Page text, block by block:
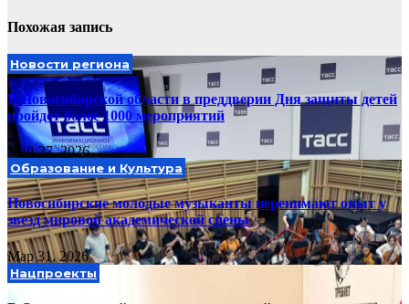
Похожая запись
Новости региона
В Новосибирской области в преддверии Дня защиты детей
пройдет более 1000 мероприятий
Май 27, 2026
Образование и Культура
Новосибирские молодые музыканты перенимают опыт у
звезд мировой академической сцены
Мар 31, 2026
Нацпроекты